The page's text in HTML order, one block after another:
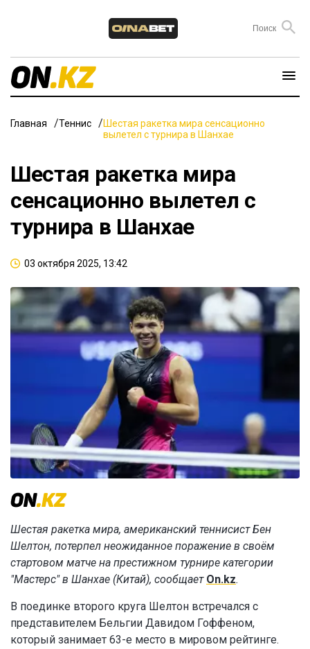
Главная Теннис
Шестая ракетка мира сенсационно
вылетел с турнира в Шанхае
Шестая ракетка мира
сенсационно вылетел с
турнира в Шанхае
03 октября 2025, 13:42
Шестая ракетка мира, американский теннисист Бен
Шелтон, потерпел неожиданное поражение в своём
стартовом матче на престижном турнире категории
"Мастерс" в Шанхае (Китай), сообщает On.kz.
В поединке второго круга Шелтон встречался с
представителем Бельгии Давидом Гоффеном,
который занимает 63-е место в мировом рейтинге.